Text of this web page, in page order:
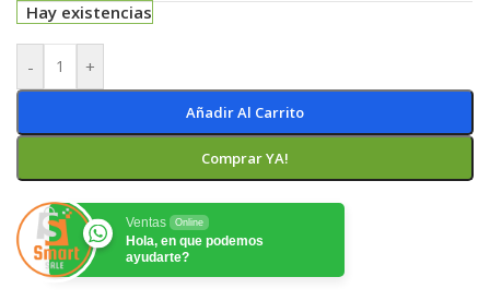
Hay existencias
- +
Añadir Al Carrito
Comprar YA!
Ventas Online
Hola, en que podemos
ayudarte?